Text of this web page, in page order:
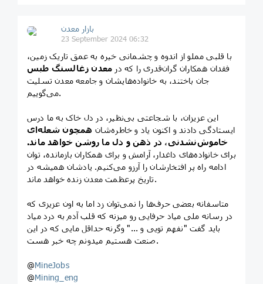
بازار معدن
23 September 2024 06:32
با قلبی مملو از اندوه و چشمانی خیره به عمق تاریک زمین،
فقدان همکاران گران‌قدری را که در معدن زغالسنگ طبس
جان باختند، به خانواده‌هایشان و جامعه معدن تسلیت
می‌گوییم.
این عزیزان، با شجاعتی بی‌نظیر، در دل خاک به ما درس
ایستادگی دادند و اکنون یاد و خاطره‌شان همچون شعله‌ای
خاموش‌نشدنی، در ذهن و دل ما روشن خواهد ماند.
برای خانواده‌های داغدار، آرامش و برای همکاران بازمانده، توان
ادامه راه پر افتخارشان را آرزو می‌کنیم. یادشان همیشه در
تاریخ پرعظمت معدن زنده خواهد ماند.
متاسفانه بعضی حرف‌ها را نمی‌توان زد اما به اون عزیزی که
در رسانه ملی میاد حرفایی رو میزنه که قلب آدم به درد میاد
باید گفت "نفهم تویی و ..." وگرنه حداقل مایی که در این
صنعت هستیم میدونم چه خبر هست.
@MineJobs
@Mining_eng